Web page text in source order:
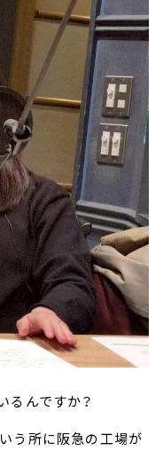
るんですか？
う所に阪急の工場が